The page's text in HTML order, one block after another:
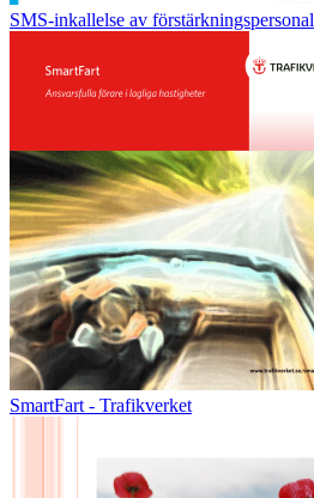
SMS-inkallelse av förstärkningspersonal
SmartFart - Trafikverket